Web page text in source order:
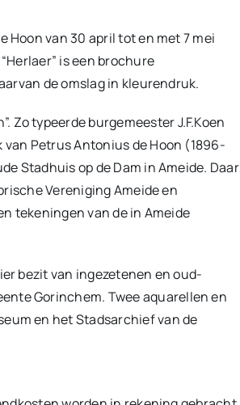
Hoon van 30 april tot en met 7 mei
is een brochure
de omslag in kleurendruk.
Zo typeerde burgemeester J.F.Koen
Petrus Antonius de Hoon (1896-
Stadhuis op de Dam in Ameide. Daar
Vereniging Ameide en
tekeningen van de in Ameide
bezit van ingezetenen en oud-
Gorinchem. Twee aquarellen en
en het Stadsarchief van de